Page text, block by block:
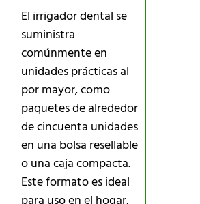
El irrigador dental se
suministra
comúnmente en
unidades prácticas al
por mayor, como
paquetes de alrededor
de cincuenta unidades
en una bolsa resellable
o una caja compacta.
Este formato es ideal